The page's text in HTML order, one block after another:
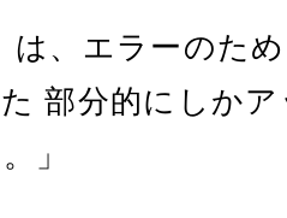
、エラーのた
部分的にしか
」